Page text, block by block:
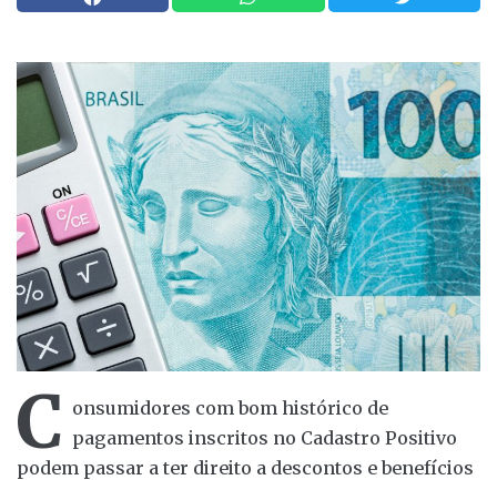
C onsumidores com bom histórico de
pagamentos inscritos no Cadastro Positivo
podem passar a ter direito a descontos e benefícios